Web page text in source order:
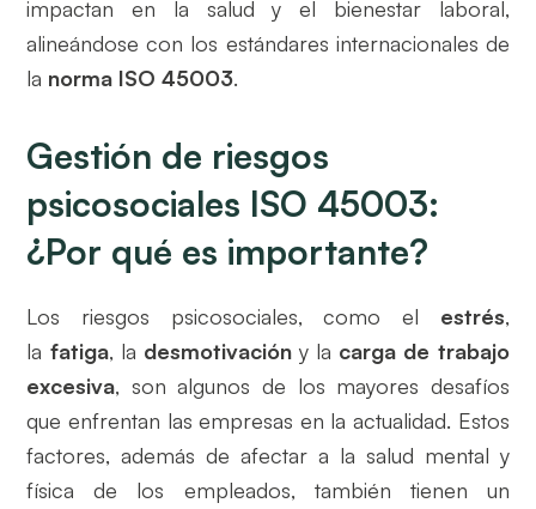
impactan en la salud y el bienestar laboral,
alineándose con los estándares internacionales de
la norma ISO 45003.
Gestión de riesgos
psicosociales ISO 45003:
¿Por qué es importante?
Los riesgos psicosociales, como el estrés,
la fatiga, la desmotivacióny la carga de trabajo
excesiva, son algunos de los mayores desafíos
que enfrentan las empresas en la actualidad. Estos
factores, además de afectar a la salud mental y
física de los empleados, también tienen un